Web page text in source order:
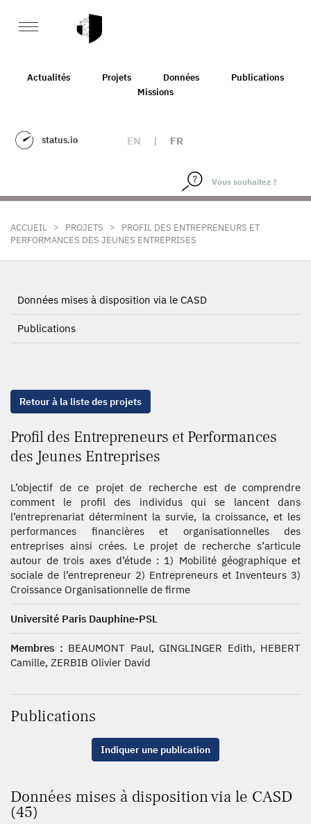
Actualités Projets Données
Publications
Missions
status.io EN | FR
ACCUEIL > PROJETS >
PROFIL DES ENTREPRENEURS ET
PERFORMANCES DES JEUNES ENTREPRISES
Données mises à disposition via le CASD
Publications
Retour à la liste des projets
Profil des Entrepreneurs et Performances
des Jeunes Entreprises
L’objectif de ce projet de recherche est de comprendre
comment le profil des individus qui se lancent dans
l’entreprenariat déterminent la survie, la croissance, et les
performances financières et organisationnelles des
entreprises ainsi crées. Le projet de recherche s’articule
autour de trois axes d’étude : 1) Mobilité géographique et
sociale de l’entrepreneur 2) Entrepreneurs et Inventeurs 3)
Croissance Organisationnelle de firme
Université Paris Dauphine-PSL
Membres : BEAUMONT Paul, GINGLINGER Edith, HEBERT
Camille, ZERBIB Olivier David
Publications
Indiquer une publication
Données mises à disposition via le CASD
(45)